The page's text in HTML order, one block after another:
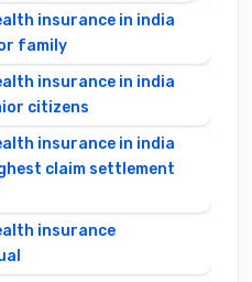
insurance in india
family
insurance in india
citizens
insurance in india
claim settlement
insurance